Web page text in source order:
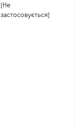
[Не
застосовується]